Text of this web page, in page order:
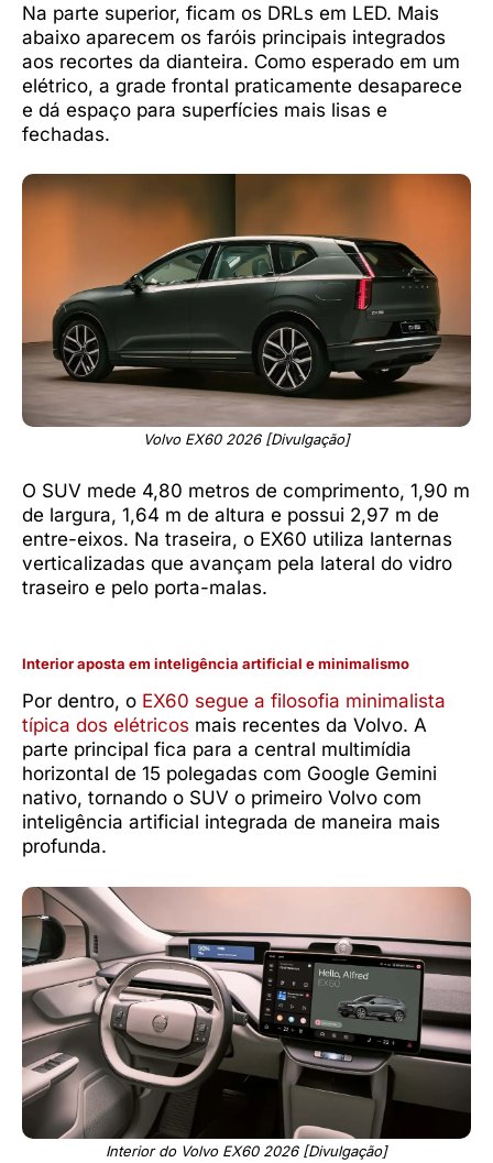
Na parte superior, ficam os DRLs em LED. Mais
abaixo aparecem os faróis principais integrados
aos recortes da dianteira. Como esperado em um
elétrico, a grade frontal praticamente desaparece
e dá espaço para superfícies mais lisas e
fechadas.
Volvo EX60 2026 [Divulgação]
O SUV mede 4,80 metros de comprimento, 1,90 m
de largura, 1,64 m de altura e possui 2,97 m de
entre-eixos. Na traseira, o EX60 utiliza lanternas
verticalizadas que avançam pela lateral do vidro
traseiro e pelo porta-malas.
Interior aposta em inteligência artificial e minimalismo
Por dentro, o EX60 segue a filosofia minimalista
típica dos elétricos mais recentes da Volvo. A
parte principal fica para a central multimídia
horizontal de 15 polegadas com Google Gemini
nativo, tornando o SUV o primeiro Volvo com
inteligência artificial integrada de maneira mais
profunda.
Interior do Volvo EX60 2026 [Divulgação]